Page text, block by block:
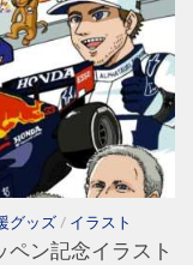
グッズ/ イラスト
ン記念イラスト